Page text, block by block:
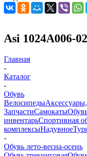
Asi 1024А006-
Главная
-
Каталог
-
Обувь
ВелосипедыАксессуары,
ЗапчастиСамокаты
инвентарьСпортивная
комплексыНадувное
-
Обувь лето-весна-осень